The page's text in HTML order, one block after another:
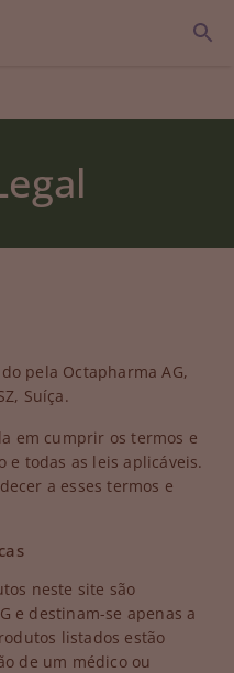
pela Octapharma AG,
Suíça.
em cumprir os termos e
e todas as leis aplicáveis.
a esses termos e
neste site são
e destinam-se apenas a
listados estão
de um médico ou